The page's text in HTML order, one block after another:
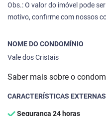
Obs.: O valor do imóvel pode
motivo, confirme com nossos
NOME DO CONDOMÍNIO
Vale dos Cristais
Saber mais sobre o
CARACTERÍSTICAS EXTERNAS
Segurança 24 horas